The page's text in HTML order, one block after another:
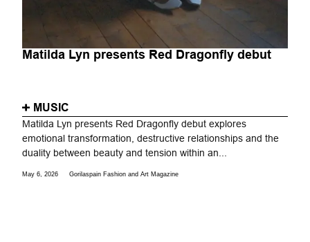
Matilda Lyn presents Red Dragonfly debut
MUSIC
Matilda Lyn presents Red Dragonfly debut explores
emotional transformation, destructive relationships and the
duality between beauty and tension within an...
May 6, 2026 Gorilaspain Fashion and Art Magazine